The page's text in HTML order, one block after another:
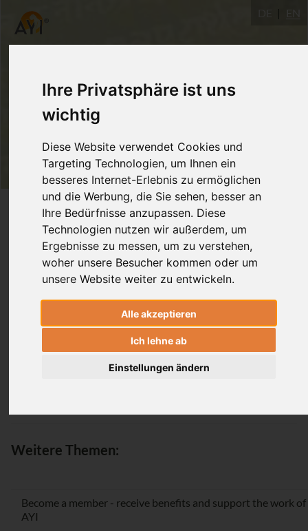
Ihre Privatsphäre ist uns
wichtig
Diese Website verwendet Cookies und
Targeting Technologien, um Ihnen ein
besseres Internet-Erlebnis zu ermöglichen
und die Werbung, die Sie sehen, besser an
Ihre Bedürfnisse anzupassen. Diese
Technologien nutzen wir außerdem, um
Ergebnisse zu messen, um zu verstehen,
woher unsere Besucher kommen oder um
unsere Website weiter zu entwickeln.
Alle akzeptieren
Ich lehne ab
Einstellungen ändern
Login
Passwort vergessen / Registrieren
Weitere Themen:
Become a member - receive benefits and support the work of
AYI